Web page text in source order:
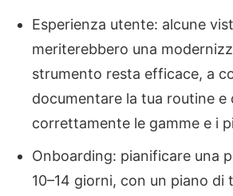
Esperienza utente: alcune
meriterebbero una
strumento resta efficace, a
documentare la tua routine e
correttamente le gamme e i
Onboarding: pianificare una
10–14 giorni, con un piano